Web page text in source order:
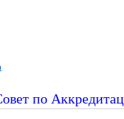
по